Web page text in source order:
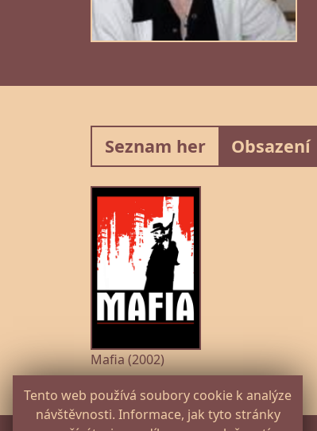
Tento web používá soubory cookie k analýze
návštěvnosti. Informace, jak tyto stránky
Seznam her Obsazení
Mafia (2002)